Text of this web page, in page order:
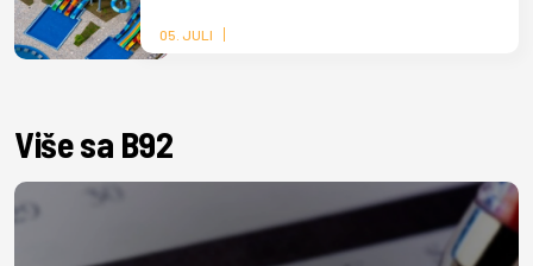
05. JULI
Više sa B92